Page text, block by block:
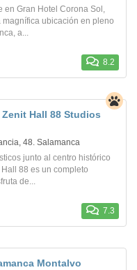
en Gran Hotel Corona Sol,
magnífica ubicación en pleno
a...
8.2
Hall 88 Studios
48. Salamanca
junto al centro histórico
88 es un completo
de...
7.3
Montalvo